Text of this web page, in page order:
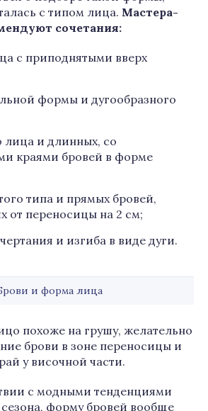
с типом лица. Мастера-
сочетания:
с приподнятыми вверх
формы и дугообразного
лица и длинных, со
краями бровей в форме
типа и прямых бровей,
от переносицы на 2 см;
и изгиба в виде дуги.
и форма лица
похоже на грушу, желательно
брови в зоне переносицы и
у височной части.
с модными тенденциями
форму бровей вообще